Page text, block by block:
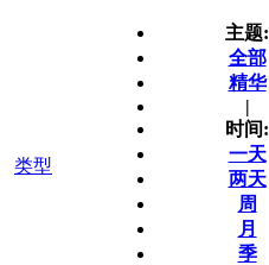
类型
主题:
全部
精华
|
时间:
一天
两天
周
月
季